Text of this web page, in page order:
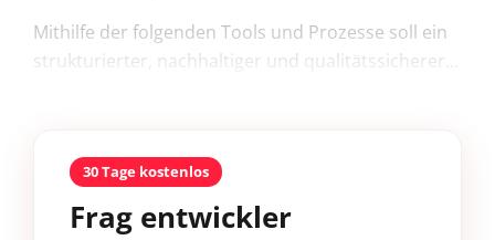
Mithilfe der folgenden Tools und Prozesse soll ein
strukturierter, nachhaltiger und qualitätssicherer...
30 Tage kostenlos
Frag entwickler